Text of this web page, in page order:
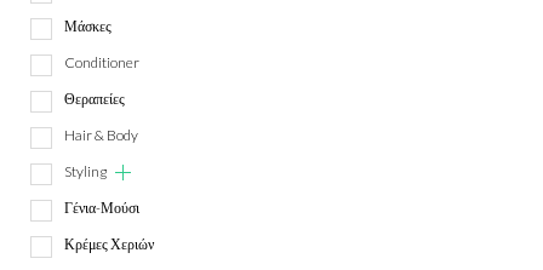
Μάσκες
Conditioner
Θεραπείες
Hair & Body
Styling
Γένια-Μούσι
Κρέμες Χεριών